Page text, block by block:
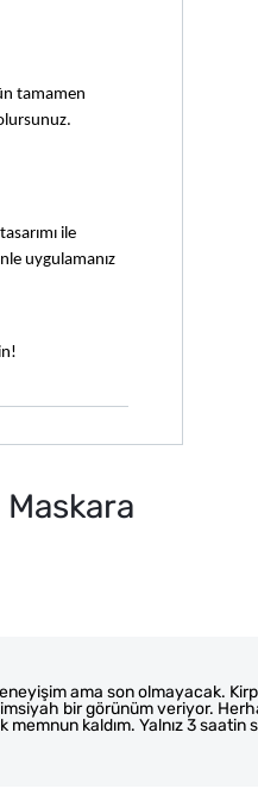
tamamen
ile
uygulamanız
ama son olmayacak.
bir görünüm veriyor.
memnun kaldım. Yalnız 3 saatin